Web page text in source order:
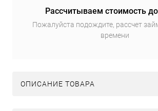
Рассчитываем стоимость
Пожалуйста подождите, рассчет
времени
ОПИСАНИЕ ТОВАРА